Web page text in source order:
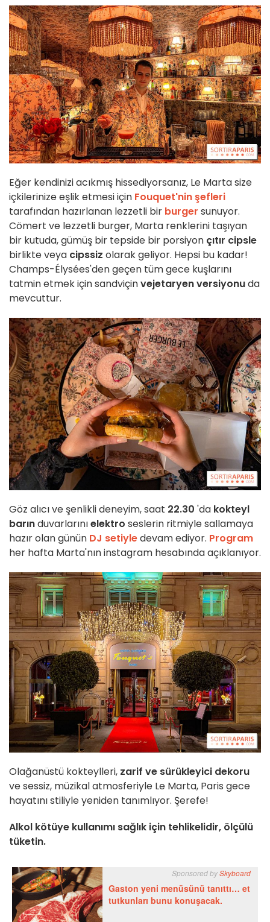
Eğer kendinizi acıkmış hissediyorsanız, Le Marta size
içkilerinize eşlik etmesi için Fouquet'nin şefleri
tarafından hazırlanan lezzetli bir burger sunuyor.
Cömert ve lezzetli burger, Marta renklerini taşıyan
bir kutuda, gümüş bir tepside bir porsiyon çıtır cipsle
birlikte veya cipssiz olarak geliyor. Hepsi bu kadar!
Champs-Élysées'den geçen tüm gece kuşlarını
tatmin etmek için sandviçinvejetaryen versiyonuda
mevcuttur.
Göz alıcı ve şenlikli deneyim, saat 22.30 'da kokteyl
barınduvarlarınıelektro seslerin ritmiyle sallamaya
hazır olan günün DJ setiyledevam ediyor. Program
her hafta Marta'nın instagram hesabında açıklanıyor.
Olağanüstü kokteylleri, zarif ve sürükleyici dekoru
ve sessiz, müzikal atmosferiyle Le Marta, Paris gece
hayatını stiliyle yeniden tanımlıyor. Şerefe!
Alkol kötüye kullanımı sağlık için tehlikelidir, ölçülü
tüketin.